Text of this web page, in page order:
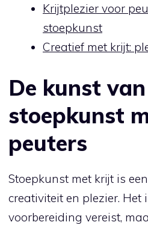
Krijtplezier voor
stoepkunst
Creatief met krijt:
De kunst
stoepkunst
peuters
Stoepkunst met krijt is
creativiteit en plezier.
voorbereiding vereist,